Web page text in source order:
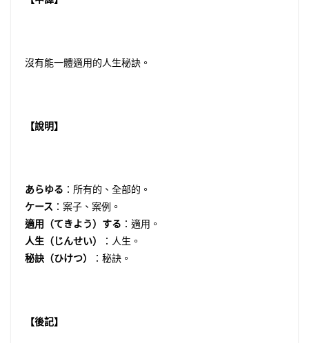
沒有能一體適用的人生秘訣。
【說明】
あらゆる ：所有的、全部的。
ケース ：案子、案例。
適用（てきよう）する ：適用。
人生（じんせい）
：人生。
秘訣（ひけつ）
：秘訣。
【後記】